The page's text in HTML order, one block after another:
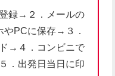
録→２．メールの
やPCに保存→３．
→４．コンビニで
．出発日当日に印